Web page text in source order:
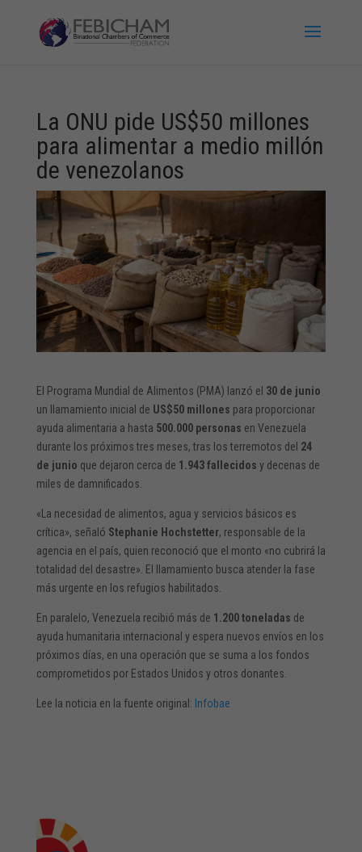
La ONU pide US$50 millones
para alimentar a medio millón
de venezolanos
El Programa Mundial de Alimentos (PMA) lanzó el 30 de junio
un llamamiento inicial de US$50 millones para proporcionar
ayuda alimentaria a hasta 500.000 personas en Venezuela
durante los próximos tres meses, tras los terremotos del 24
de junio que dejaron cerca de 1.943 fallecidos y decenas de
miles de damnificados.
«La necesidad de alimentos, agua y servicios básicos es
crítica», señaló Stephanie Hochstetter, responsable de la
agencia en el país, quien reconoció que el monto «no cubrirá la
totalidad del desastre». El llamamiento busca atender la fase
más urgente en los refugios habilitados.
En paralelo, Venezuela recibió más de 1.200 toneladas de
ayuda humanitaria internacional y espera nuevos envíos en los
próximos días, en una operación que se suma a los fondos
comprometidos por Estados Unidos y otros donantes.
Lee la noticia en la fuente original: Infobae